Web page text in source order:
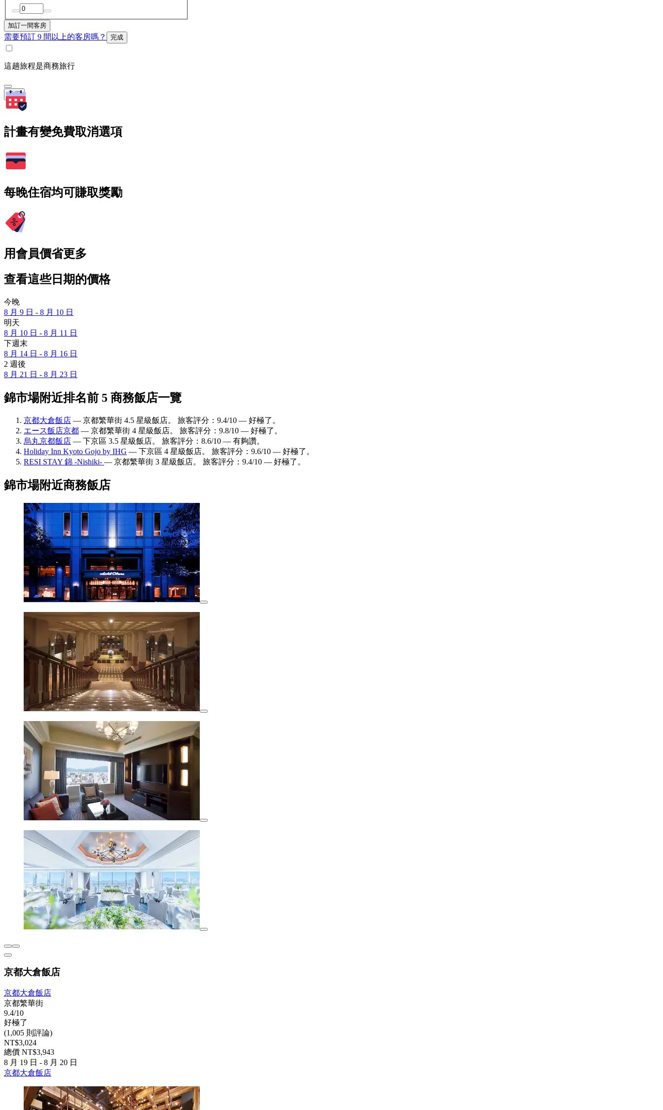
加訂一間客房
需要預訂 9 間以上的客房嗎？ 完成
這趟旅程是商務旅行
搜尋
計畫有變免費取消選項
每晚住宿均可賺取獎勵
用會員價省更多
查看這些日期的價格
今晚
8 月 9 日 - 8 月 10 日
明天
8 月 10 日 - 8 月 11 日
下週末
8 月 14 日 - 8 月 16 日
2 週後
8 月 21 日 - 8 月 23 日
錦市場附近排名前 5 商務飯店一覽
京都大倉飯店 — 京都繁華街 4.5 星級飯店。 旅客評分：9.4/10 — 好極了。
エース飯店京都 — 京都繁華街 4 星級飯店。 旅客評分：9.8/10 — 好極了。
烏丸京都飯店 — 下京區 3.5 星級飯店。 旅客評分：8.6/10 — 有夠讚。
Holiday Inn Kyoto Gojo by IHG — 下京區 4 星級飯店。 旅客評分：9.6/10 — 好極了。
RESI STAY 錦 -Nishiki- — 京都繁華街 3 星級飯店。 旅客評分：9.4/10 — 好極了。
錦市場附近商務飯店
京都大倉飯店
京都大倉飯店
京都繁華街
9.4/10
好極了
(1,005 則評論)
NT$3,024
總價 NT$3,943
8 月 19 日 - 8 月 20 日
京都大倉飯店